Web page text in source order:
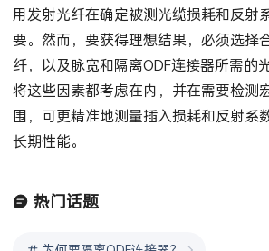
用发射光纤在确定被测光缆损耗和反射
要。然而，要获得理想结果，必须选择
纤，以及脉宽和隔离ODF连接器所需的
将这些因素都考虑在内，并在需要检测
围，可更精准地测量插入损耗和反射系
长期性能。
热门话题